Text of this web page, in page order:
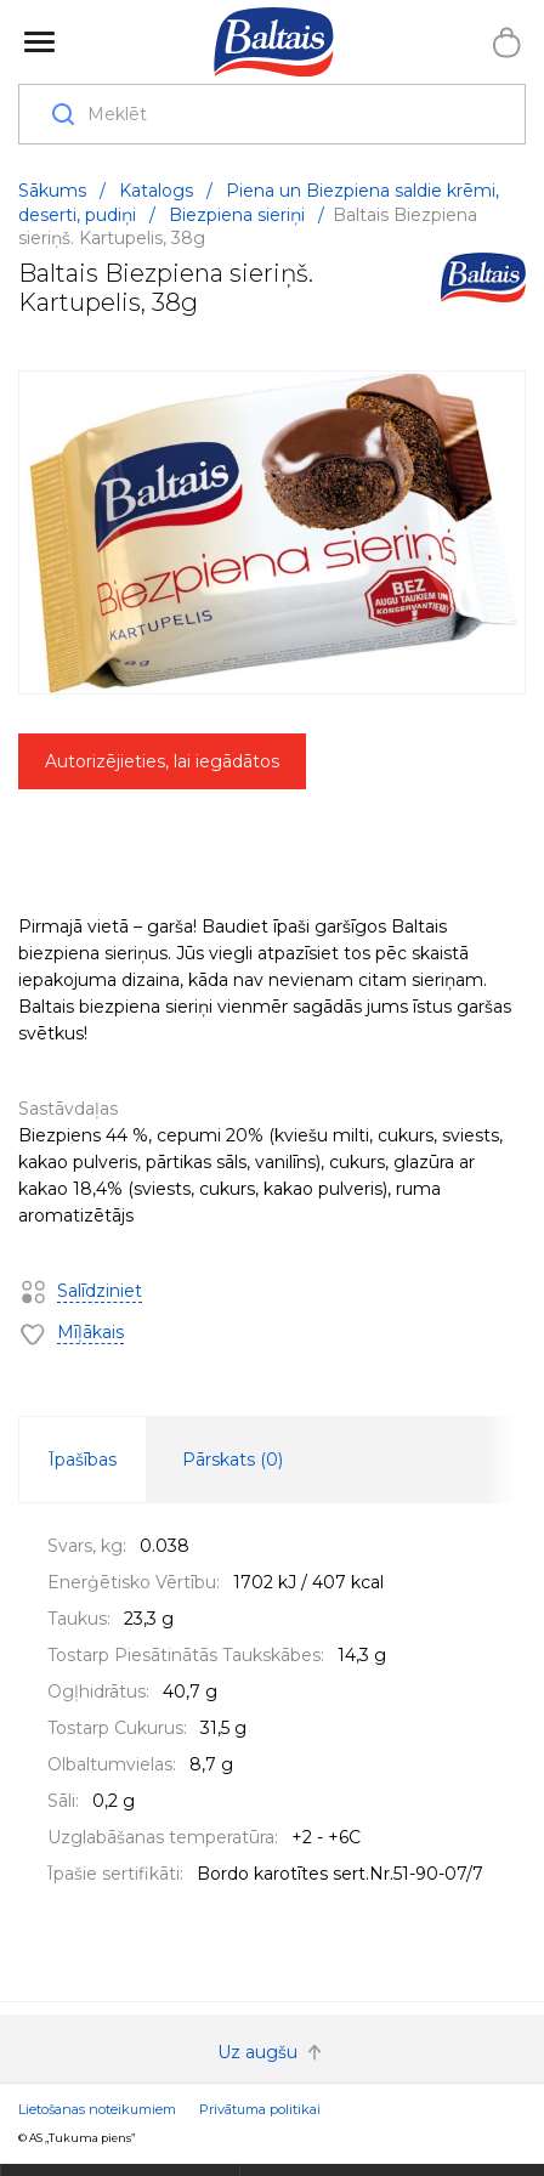
Sākums / Katalogs /
Piena un Biezpiena saldie krēmi,
deserti, pudiņi
/ Biezpiena sieriņi / Baltais Biezpiena
sieriņš. Kartupelis, 38g
Baltais Biezpiena sieriņš.
Kartupelis, 38g
Autorizējieties, lai iegādātos
Pirmajā vietā – garša! Baudiet īpaši garšīgos Baltais
biezpiena sieriņus. Jūs viegli atpazīsiet tos pēc skaistā
iepakojuma dizaina, kāda nav nevienam citam sieriņam.
Baltais biezpiena sieriņi vienmēr sagādās jums īstus garšas
svētkus!
Sastāvdaļas
Biezpiens 44 %, cepumi 20% (kviešu milti, cukurs, sviests,
kakao pulveris, pārtikas sāls, vanilīns), cukurs, glazūra ar
kakao 18,4% (sviests, cukurs, kakao pulveris), ruma
aromatizētājs
Salīdziniet
Mīļākais
Īpašības Pārskats (0)
Svars, kg:
0.038
Enerģētisko Vērtību:
1702 kJ / 407 kcal
Taukus:
23,3 g
Tostarp Piesātinātās Taukskābes:
14,3 g
Ogļhidrātus:
40,7 g
Tostarp Cukurus:
31,5 g
Olbaltumvielas:
8,7 g
Sāli:
0,2 g
Uzglabāšanas temperatūra:
+2 - +6C
Īpašie sertifikāti:
Bordo karotītes sert.Nr.51-90-07/7
Uz augšu
Lietošanas noteikumiem Privātuma politikai
© AS „Tukuma piens”